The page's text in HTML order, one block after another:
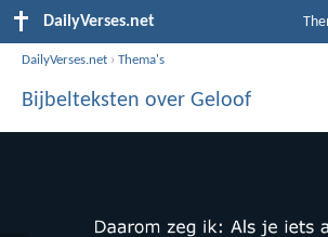
DailyVerses.net
DailyVerses.net ›Thema's
Bijbelteksten over Geloof